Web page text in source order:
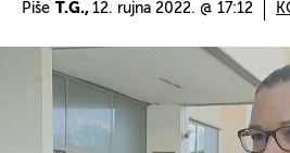
Piše T.G., 12. rujna 2022. @ 17:12